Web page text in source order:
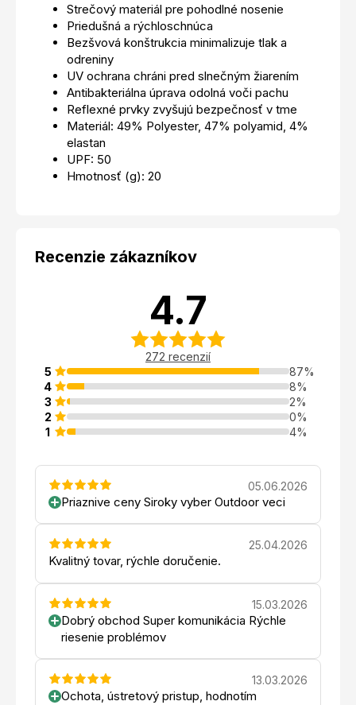
Strečový materiál pre pohodlné nosenie
Priedušná a rýchloschnúca
Bezšvová konštrukcia minimalizuje tlak a
odreniny
UV ochrana chráni pred slnečným žiarením
Antibakteriálna úprava odolná voči pachu
Reflexné prvky zvyšujú bezpečnosť v tme
Materiál: 49% Polyester, 47% polyamid, 4%
elastan
UPF: 50
Hmotnosť (g): 20
Recenzie zákazníkov
4.7
272 recenzií
5
87%
4
8%
3
2%
2
0%
1
4%
05.06.2026
Priaznive ceny Siroky vyber Outdoor veci
25.04.2026
Kvalitný tovar, rýchle doručenie.
15.03.2026
Dobrý obchod Super komunikácia Rýchle
riesenie problémov
13.03.2026
Ochota, ústretový pristup, hodnotím